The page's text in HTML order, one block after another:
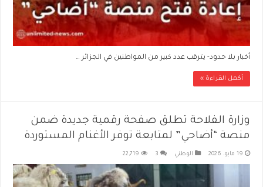
أخبار بلا حدود- يترقب عدد كبير من المواطنين في الجزائر …
أكمل القراءة »
وزارة الفلاحة تطلق صفحة رقمية جديدة ضمن
منصة “أضاحي” لمتابعة توفر الأغنام المستوردة
19 مايو، 2026 الوطني 3
22,719